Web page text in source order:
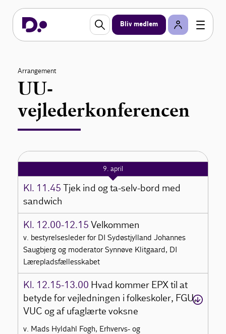
Bliv medlem
Arrangement
UU-
vejlederkonferencen
9. april
Kl. 11.45 Tjek ind og ta-selv-bord med
sandwich
Kl. 12.00-12.15 Velkommen
v. bestyrelsesleder for DI Sydøstjylland Johannes
Saugbjerg og moderator Synnøve Klitgaard, DI
Lærepladsfællesskabet
Kl. 12.15-13.00 Hvad kommer EPX til at
betyde for vejledningen i folkeskoler, FGU,
VUC og af ufaglærte voksne
v. Mads Hyldahl Fogh, Erhvervs- og